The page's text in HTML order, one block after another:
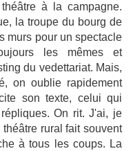
à la campagne.
la troupe du bourg de
murs pour un spectacle
les mêmes et
du vedettariat. Mais,
on oublie rapidement
son texte, celui qui
On rit. J'ai, je
rural fait souvent
à tous les coups. La